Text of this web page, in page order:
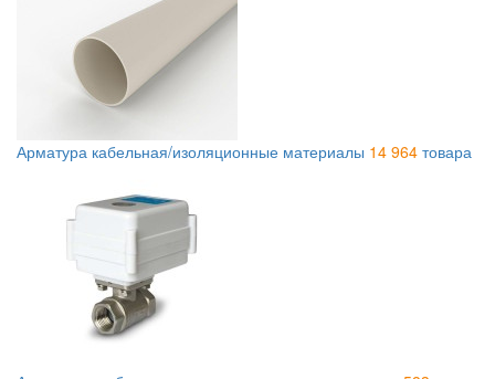
Арматура кабельная/изоляционные материалы 14 964 товара